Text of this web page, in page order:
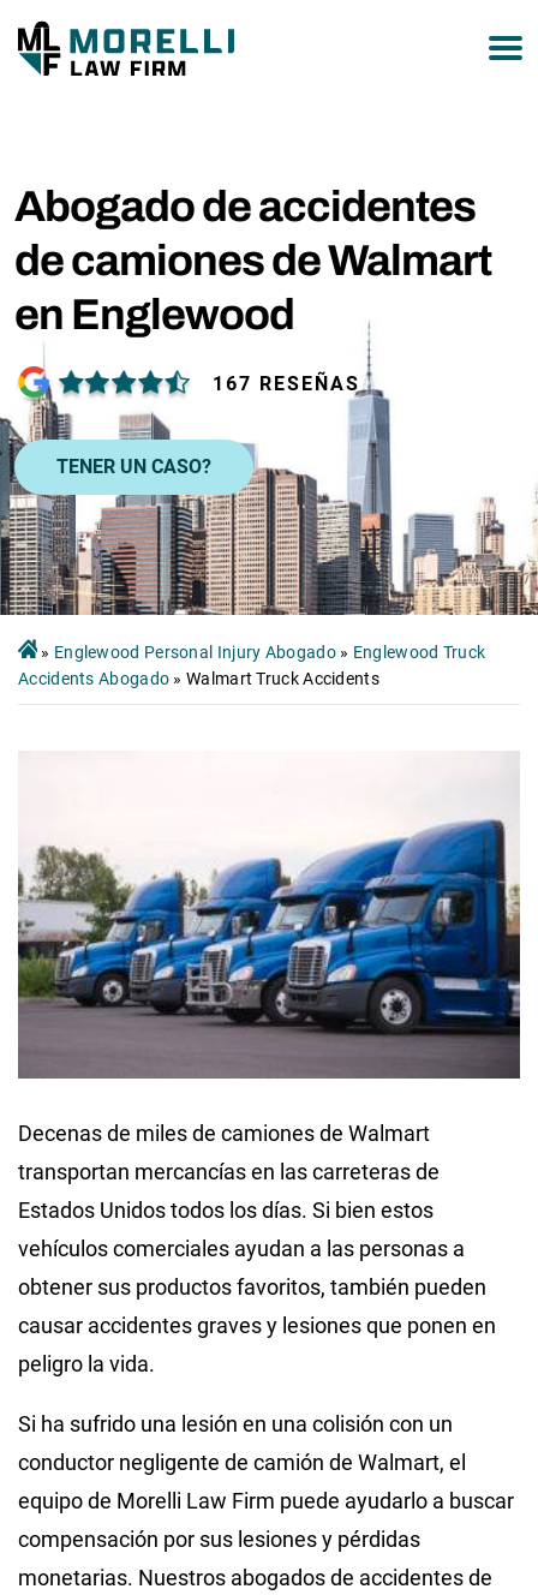
Abogado de accidentes
de camiones de Walmart
en Englewood
167 RESEÑAS
TENER UN CASO?
» Englewood Personal Injury Abogado» Englewood Truck
Accidents Abogado »Walmart Truck Accidents
Decenas de miles de camiones de Walmart
transportan mercancías en las carreteras de
Estados Unidos todos los días. Si bien estos
vehículos comerciales ayudan a las personas a
obtener sus productos favoritos, también pueden
causar accidentes graves y lesiones que ponen en
peligro la vida.
Si ha sufrido una lesión en una colisión con un
conductor negligente de camión de Walmart, el
equipo de Morelli Law Firm puede ayudarlo a buscar
compensación por sus lesiones y pérdidas
monetarias. Nuestros abogados de accidentes de